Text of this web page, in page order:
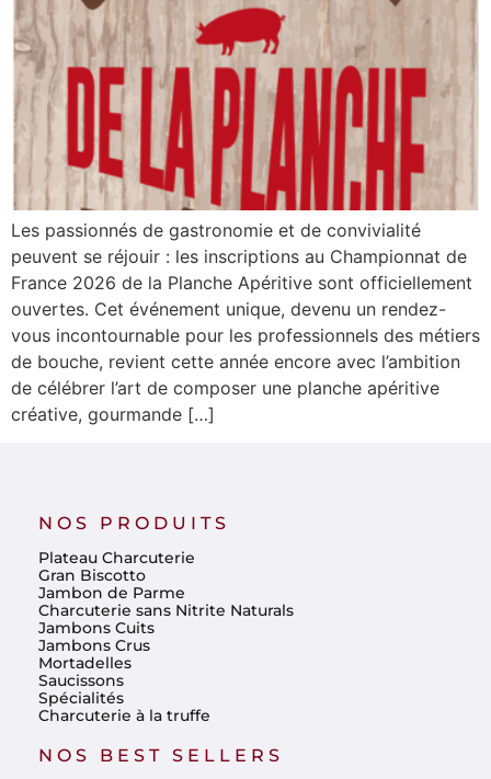
Les passionnés de gastronomie et de convivialité
peuvent se réjouir : les inscriptions au Championnat de
France 2026 de la Planche Apéritive sont officiellement
ouvertes. Cet événement unique, devenu un rendez-
vous incontournable pour les professionnels des métiers
de bouche, revient cette année encore avec l’ambition
de célébrer l’art de composer une planche apéritive
créative, gourmande […]
NOS PRODUITS
Plateau Charcuterie
Gran Biscotto
Jambon de Parme
Charcuterie sans Nitrite Naturals
Jambons Cuits
Jambons Crus
Mortadelles
Saucissons
Spécialités
Charcuterie à la truffe
NOS BEST SELLERS